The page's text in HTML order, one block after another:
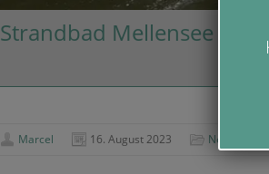
Strandbad Mellensee –
Marcel 16. August 2023 News